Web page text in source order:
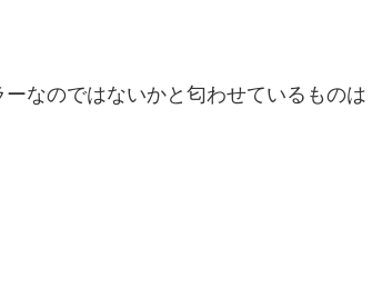
なのではないかと匂わせているものは